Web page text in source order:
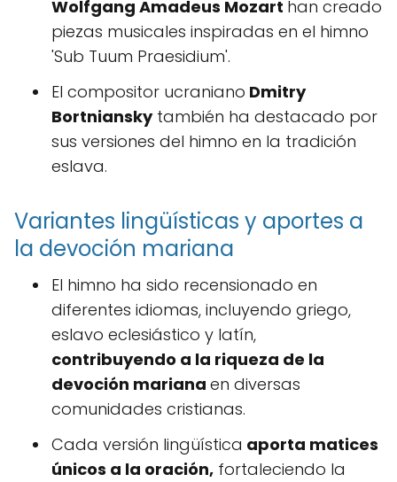
Wolfgang Amadeus Mozart han creado
piezas musicales inspiradas en el himno
'Sub Tuum Praesidium'.
El compositor ucraniano Dmitry
Bortnianskytambién ha destacado por
sus versiones del himno en la tradición
eslava.
Variantes lingüísticas y aportes a
la devoción mariana
El himno ha sido recensionado en
diferentes idiomas, incluyendo griego,
eslavo eclesiástico y latín,
contribuyendo a la riqueza de la
devoción mariana en diversas
comunidades cristianas.
Cada versión lingüística aporta matices
únicos a la oración, fortaleciendo la